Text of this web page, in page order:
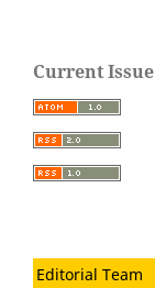
Current Issue
Editorial Team